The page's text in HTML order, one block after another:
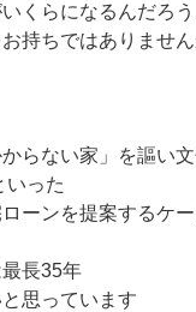
くらになるんだろう
持ちではありません
からない家」を謳い
いった
ーンを提案するケ
長35年
思っています